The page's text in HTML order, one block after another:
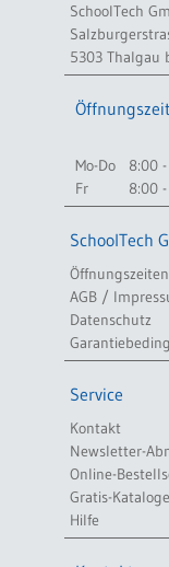
SchoolTech
5303 Thalgau
Mo-Do
8:00
Fr
8:00
SchoolTech
Öffnungszeiten
AGB /
Datenschutz
Service
Kontakt
Newsletter-
Online-
Gratis-Kataloge
Hilfe